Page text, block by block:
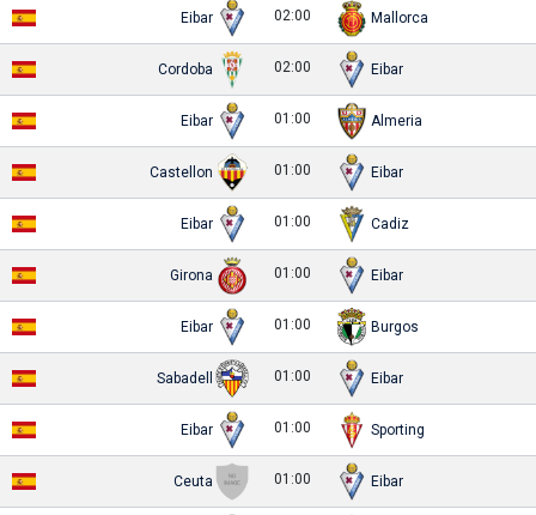
Eibar 02:00 Mallorca
Cordoba 02:00 Eibar
Eibar 01:00 Almeria
Castellon 01:00 Eibar
Eibar 01:00 Cadiz
Girona 01:00 Eibar
Eibar 01:00 Burgos
Sabadell 01:00 Eibar
Eibar 01:00 Sporting
Ceuta 01:00 Eibar